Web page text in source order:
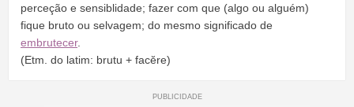
perceção e sensiblidade; fazer com que (algo ou alguém)
fique bruto ou selvagem; do mesmo significado de
embrutecer.
(Etm. do latim: brutu + facĕre)